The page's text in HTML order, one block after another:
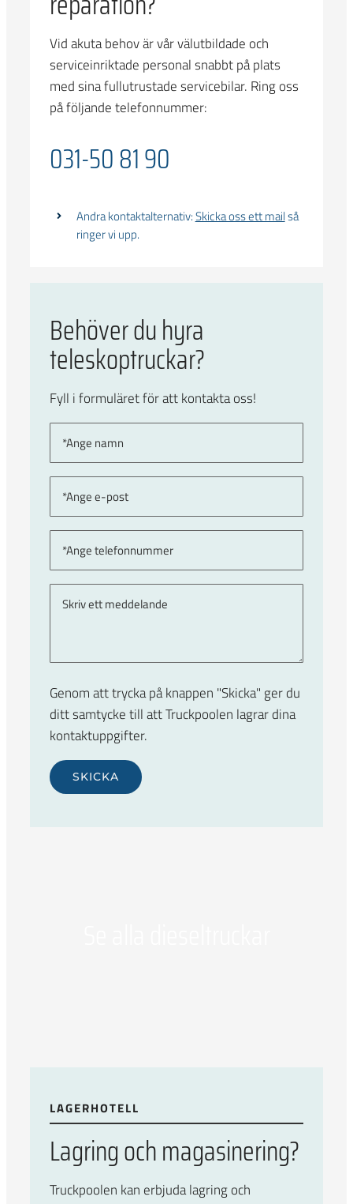
Vid akuta behov är vår välutbildade och
serviceinriktade personal snabbt på plats
med sina fullutrustade servicebilar. Ring oss
på följande telefonnummer:
031-50 81 90
Andra kontaktalternativ:Skicka oss ett mailså
ringer vi upp.
Behöver du hyra
teleskoptruckar?
Fyll i formuläret för att kontakta oss!
Genom att trycka på knappen "Skicka" ger du
ditt samtycke till att Truckpoolen lagrar dina
kontaktuppgifter.
Lämna detta fält tomt.
LAGERHOTELL
Lagring och magasinering?
Truckpoolen kan erbjuda lagring och